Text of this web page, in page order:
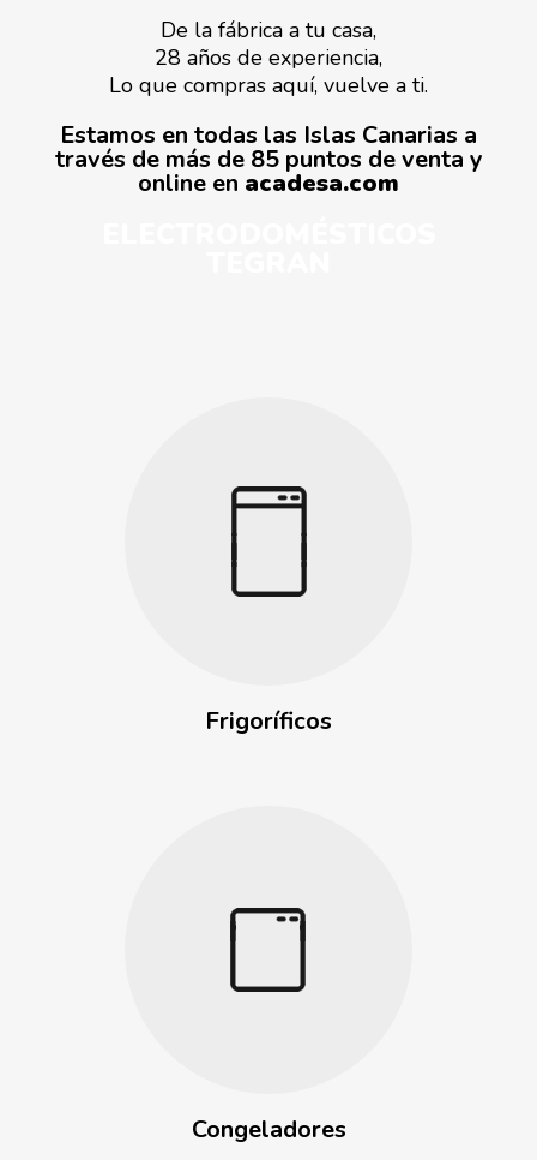
De la fábrica a tu casa,
28 años de experiencia,
Lo que compras aquí, vuelve a ti.
Estamos en todas las Islas Canarias a
través de más de 85 puntos de venta y
online en acadesa.com
Frigoríficos
Congeladores